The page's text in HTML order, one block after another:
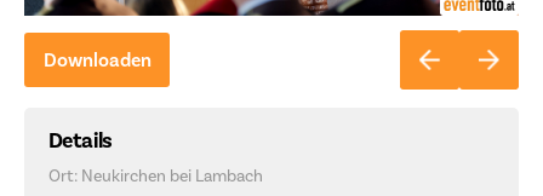
Downloaden
Details
Ort: Neukirchen bei Lambach